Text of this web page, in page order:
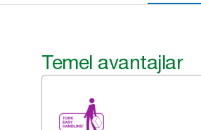
Temel avantajlar